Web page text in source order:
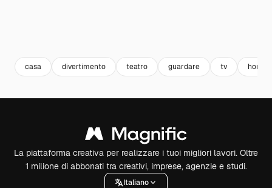
casa divertimento teatro guardare tv home
La piattaforma creativa per realizzare i tuoi migliori lavori. Oltre
1 milione di abbonati tra creativi, imprese, agenzie e studi.
Italiano